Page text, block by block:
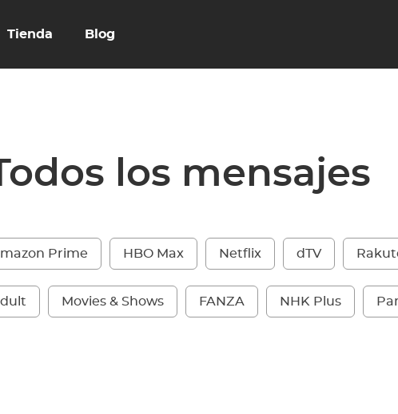
Tienda Blog
los mensajes
Prime HBO Max Netflix dTV
Movies & Shows FANZA NHK Plus